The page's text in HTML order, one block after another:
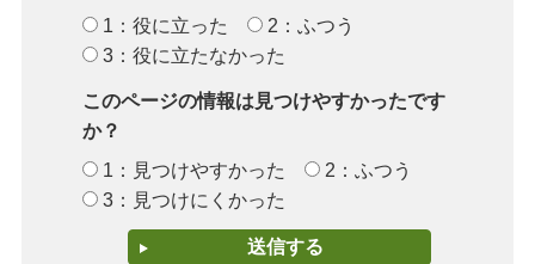
1：役に立った
2：ふつう
3：役に立たなかった
このページの情報は見つけやすかったです
か？
1：見つけやすかった
2：ふつう
3：見つけにくかった